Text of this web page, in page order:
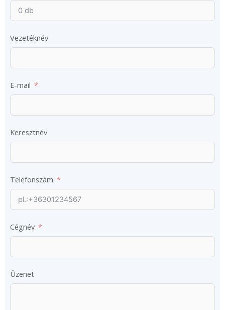
Vezetéknév
E-mail
Keresztnév
Telefonszám
Cégnév
Üzenet